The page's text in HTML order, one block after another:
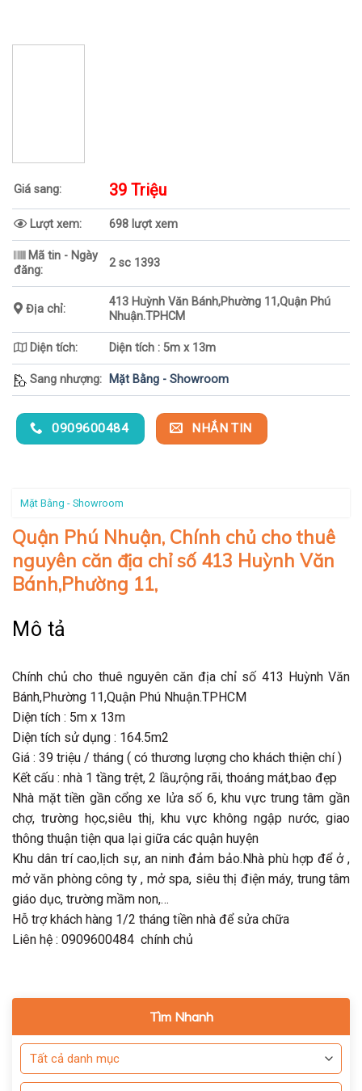
Giá sang: 39 Triệu
Lượt xem: 698 lượt xem
Mã tin - Ngày
đăng:
2 sc 1393
Địa chỉ:
413 Huỳnh Văn Bánh,Phường 11,Quận Phú
Nhuận.TPHCM
Diện tích: Diện tích : 5m x 13m
Sang nhượng: Mặt Bằng - Showroom
0909600484 NHẮN TIN
Mặt Bằng - Showroom
Quận Phú Nhuận, Chính chủ cho thuê
nguyên căn địa chỉ số 413 Huỳnh Văn
Bánh,Phường 11,
Mô tả
Chính chủ cho thuê nguyên căn địa chỉ số 413 Huỳnh Văn
Bánh,Phường 11,Quận Phú Nhuận.TPHCM
Diện tích : 5m x 13m
Diện tích sử dụng : 164.5m2
Giá : 39 triệu / tháng ( có thương lượng cho khách thiện chí )
Kết cấu : nhà 1 tầng trệt, 2 lầu,rộng rãi, thoáng mát,bao đẹp
Nhà mặt tiền gần cổng xe lửa số 6, khu vực trung tâm gần
chợ, trường học,siêu thị, khu vực không ngập nước, giao
thông thuận tiện qua lại giữa các quận huyện
Khu dân trí cao,lịch sự, an ninh đảm bảo.Nhà phù hợp để ở ,
mở văn phòng công ty , mở spa, siêu thị điện máy, trung tâm
giáo dục, trường mầm non,…
Hỗ trợ khách hàng 1/2 tháng tiền nhà để sửa chữa
Liên hệ : 0909600484 chính chủ
Tìm Nhanh